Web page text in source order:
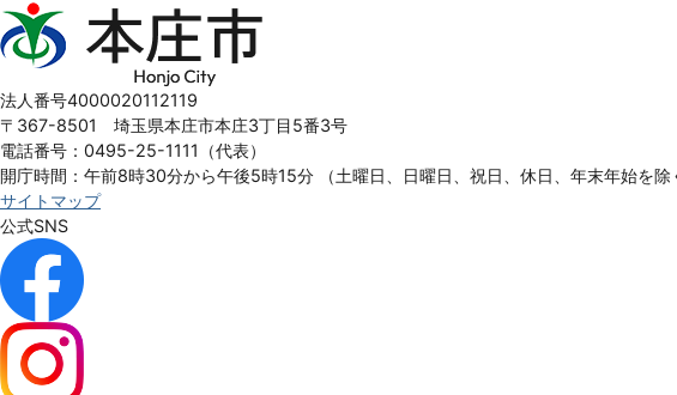
本
庄
Honjo
City
法人番号4000020112119
〒367-8501 埼玉県本庄市本庄3丁目5番3号
電話番号：0495-25-1111（代表）
開庁時間：午前8時30分から午後5時15分
（土曜日、日曜日、祝日、休日、年末年始を除
サイトマップ
公式SNS